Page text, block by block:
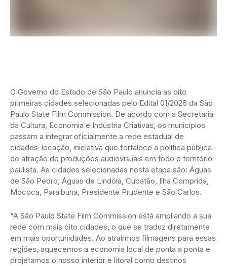
O Governo do Estado de São Paulo anuncia as oito
primeiras cidades selecionadas pelo Edital 01/2026 da São
Paulo State Film Commission. De acordo com a Secretaria
da Cultura, Economia e Indústria Criativas, os municípios
passam a integrar oficialmente a rede estadual de
cidades-locação, iniciativa que fortalece a política pública
de atração de produções audiovisuais em todo o território
paulista. As cidades selecionadas nesta etapa são: Águas
de São Pedro, Águas de Lindóia, Cubatão, Ilha Comprida,
Mococa, Paraibuna, Presidente Prudente e São Carlos.
“A São Paulo State Film Commission está ampliando a sua
rede com mais oito cidades, o que se traduz diretamente
em mais oportunidades. Ao atrairmos filmagens para essas
regiões, aquecemos a economia local de ponta a ponta e
projetamos o nosso interior e litoral como destinos